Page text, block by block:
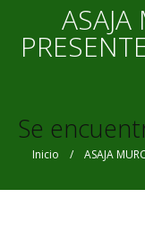
Se
Inicio / ASAJA